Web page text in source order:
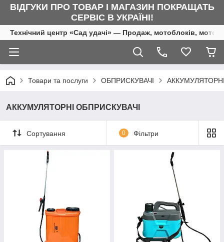
ВІДГУКИ ПРО ТОВАР І МАГАЗИН ПОКРАЩАТЬ
СЕРВІС В УКРАЇНІ!
Технічний центр «Сад удачі» — Продаж, мотоблоків,
Товари та послуги ОБПРИСКУВАЧІ
АККУМУЛЯТОРНІ ОБПРИСКУВАЧІ
Сортування 0 Фільтри